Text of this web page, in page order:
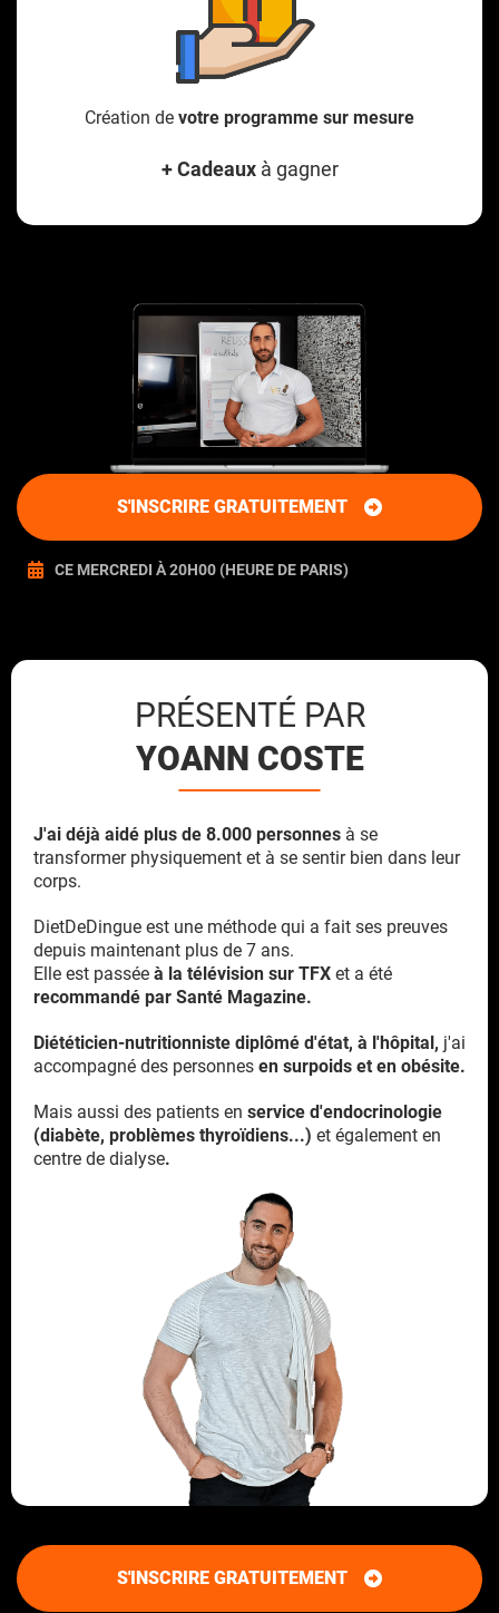
Création de votre programme sur mesure
+ Cadeaux à gagner
S'INSCRIRE GRATUITEMENT
CE MERCREDI À 20H00 (HEURE DE PARIS)
PRÉSENTÉ PAR
YOANN COSTE
J'ai déjà aidé plus de 8.000 personnes à se
transformer physiquement et à se sentir bien dans leur
corps.
DietDeDingue est une méthode qui a fait ses preuves
depuis maintenant plus de 7 ans.
Elle est passée à la télévision sur TFX et a été
recommandé par Santé Magazine.
Diététicien-nutritionniste diplômé d'état, à l'hôpital, j'ai
accompagné des personnes en surpoids et en obésite.
Mais aussi des patients en service d'endocrinologie
(diabète, problèmes thyroïdiens...) et également en
centre de dialyse.
S'INSCRIRE GRATUITEMENT